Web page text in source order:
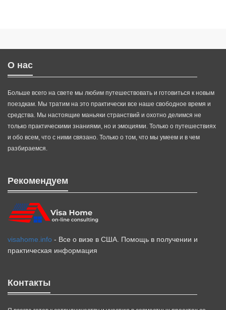
О нас
Больше всего на свете мы любим путешествовать и готовиться к новым
поездкам. Мы тратим на это практически все наше свободное время и
средства. Мы настоящие маньяки странствий и охотно делимся не
только практическими знаниями, но и эмоциями. Только о путешествиях
и обо всем, что с ними связано. Только о том, что мы умеем и в чем
разбираемся.
Рекомендуем
visahome.info - Все о визе в США. Помощь в получении и
практическая информация
Контакты